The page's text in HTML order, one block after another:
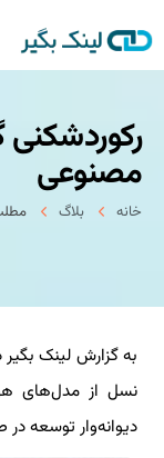
خانه
بکلینک
خدمات ما
درباره ما
آموزش
مصنوعی
خانه بلاگ
نسل از مدل‌های
دیوانه‌وار توسعه